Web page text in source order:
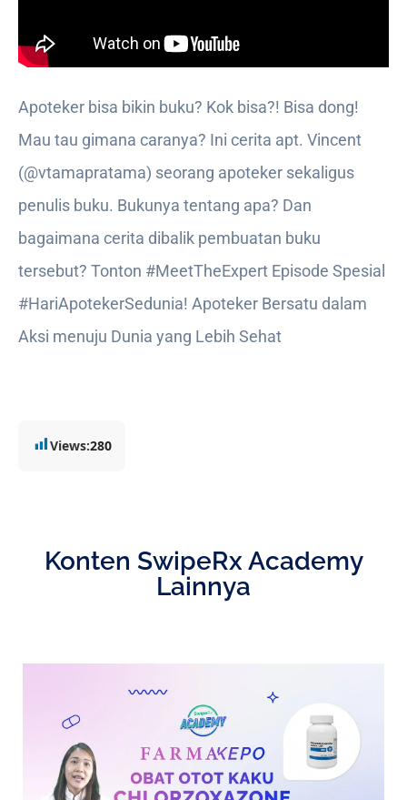
Apoteker bisa bikin buku? Kok bisa?! Bisa dong!
Mau tau gimana caranya? Ini cerita apt. Vincent
(@vtamapratama) seorang apoteker sekaligus
penulis buku. Bukunya tentang apa? Dan
bagaimana cerita dibalik pembuatan buku
tersebut? Tonton #MeetTheExpert Episode Spesial
#HariApotekerSedunia! Apoteker Bersatu dalam
Aksi menuju Dunia yang Lebih Sehat
Views:280
Konten SwipeRx Academy
Lainnya